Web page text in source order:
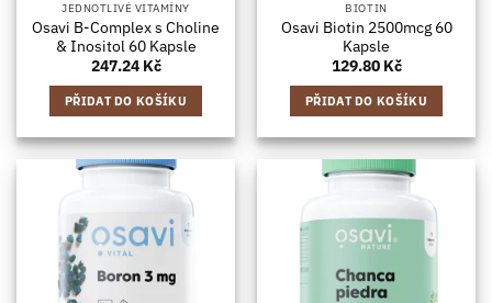
JEDNOTLIVÉ VITAMÍNY
Osavi B-Complex s Choline
& Inositol 60 Kapsle
247.24 Kč
PŘIDAT DO KOŠÍKU
BIOTIN
Osavi Biotin 2500mcg 60
Kapsle
129.80 Kč
PŘIDAT DO KOŠÍKU